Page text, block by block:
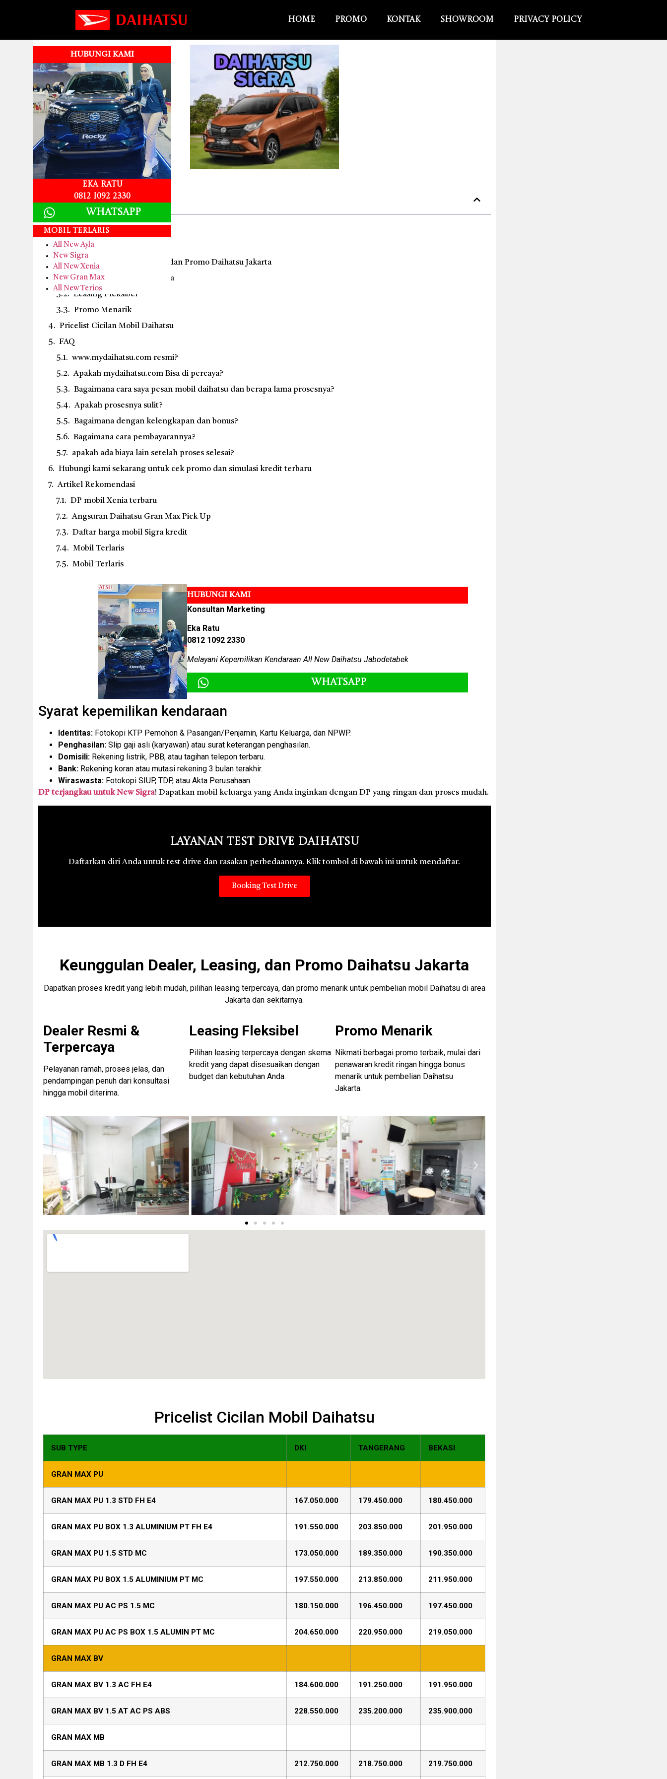
Home Promo Kontak Showroom Privacy Policy
DP New Sigra
Table of Contents
Syarat kepemilikan kendaraan
Layanan Test Drive Daihatsu
Keunggulan Dealer, Leasing, dan Promo Daihatsu Jakarta
Dealer Resmi & Terpercaya
Leasing Fleksibel
Promo Menarik
Pricelist Cicilan Mobil Daihatsu
FAQ
www.mydaihatsu.com resmi?
Apakah mydaihatsu.com Bisa di percaya?
Bagaimana cara saya pesan mobil daihatsu dan berapa lama prosesnya?
Apakah prosesnya sulit?
Bagaimana dengan kelengkapan dan bonus?
Bagaimana cara pembayarannya?
apakah ada biaya lain setelah proses selesai?
Hubungi kami sekarang untuk cek promo dan simulasi kredit terbaru
Artikel Rekomendasi
DP mobil Xenia terbaru
Angsuran Daihatsu Gran Max Pick Up
Daftar harga mobil Sigra kredit
Mobil Terlaris
Mobil Terlaris
HUBUNGI KAMI
Konsultan Marketing
Eka Ratu
0812 1092 2330
Melayani Kepemilikan Kendaraan All New Daihatsu Jabodetabek
Whatsapp
Syarat kepemilikan kendaraan
Identitas: Fotokopi KTP Pemohon & Pasangan/Penjamin, Kartu Keluarga, dan NPWP.
Penghasilan: Slip gaji asli (karyawan) atau surat keterangan penghasilan.
Domisili: Rekening listrik, PBB, atau tagihan telepon terbaru.
Bank: Rekening koran atau mutasi rekening 3 bulan terakhir.
Wiraswasta: Fotokopi SIUP, TDP, atau Akta Perusahaan.
DP terjangkau untuk New Sigra! Dapatkan mobil keluarga yang Anda inginkan dengan DP yang ringan dan proses mudah.
Layanan Test Drive Daihatsu
Daftarkan diri Anda untuk test drive dan rasakan perbedaannya. Klik tombol di bawah ini untuk mendaftar.
Booking Test Drive
Keunggulan Dealer, Leasing, dan Promo Daihatsu Jakarta
Dapatkan proses kredit yang lebih mudah, pilihan leasing terpercaya, dan promo menarik untuk pembelian mobil Daihatsu di area
Jakarta dan sekitarnya.
Dealer Resmi &
Terpercaya
Pelayanan ramah, proses jelas, dan
pendampingan penuh dari konsultasi
hingga mobil diterima.
Leasing Fleksibel
Pilihan leasing terpercaya dengan skema
kredit yang dapat disesuaikan dengan
budget dan kebutuhan Anda.
Promo Menarik
Nikmati berbagai promo terbaik, mulai dari
penawaran kredit ringan hingga bonus
menarik untuk pembelian Daihatsu
Jakarta.
Pricelist Cicilan Mobil Daihatsu
SUB TYPE DKI TANGERANG BEKASI
GRAN MAX PU
GRAN MAX PU 1.3 STD FH E4 167.050.000 179.450.000 180.450.000
GRAN MAX PU BOX 1.3 ALUMINIUM PT FH E4 191.550.000 203.850.000 201.950.000
GRAN MAX PU 1.5 STD MC 173.050.000 189.350.000 190.350.000
GRAN MAX PU BOX 1.5 ALUMINIUM PT MC 197.550.000 213.850.000 211.950.000
GRAN MAX PU AC PS 1.5 MC 180.150.000 196.450.000 197.450.000
GRAN MAX PU AC PS BOX 1.5 ALUMIN PT MC 204.650.000 220.950.000 219.050.000
GRAN MAX BV
GRAN MAX BV 1.3 AC FH E4 184.600.000 191.250.000 191.950.000
GRAN MAX BV 1.5 AT AC PS ABS 228.550.000 235.200.000 235.900.000
GRAN MAX MB
GRAN MAX MB 1.3 D FH E4 212.750.000 218.750.000 219.750.000
HUBUNGI KAMI
Eka Ratu
0812 1092 2330
Whatsapp
Mobil Terlaris
All New Ayla
New Sigra
All New Xenia
New Gran Max
All New Terios